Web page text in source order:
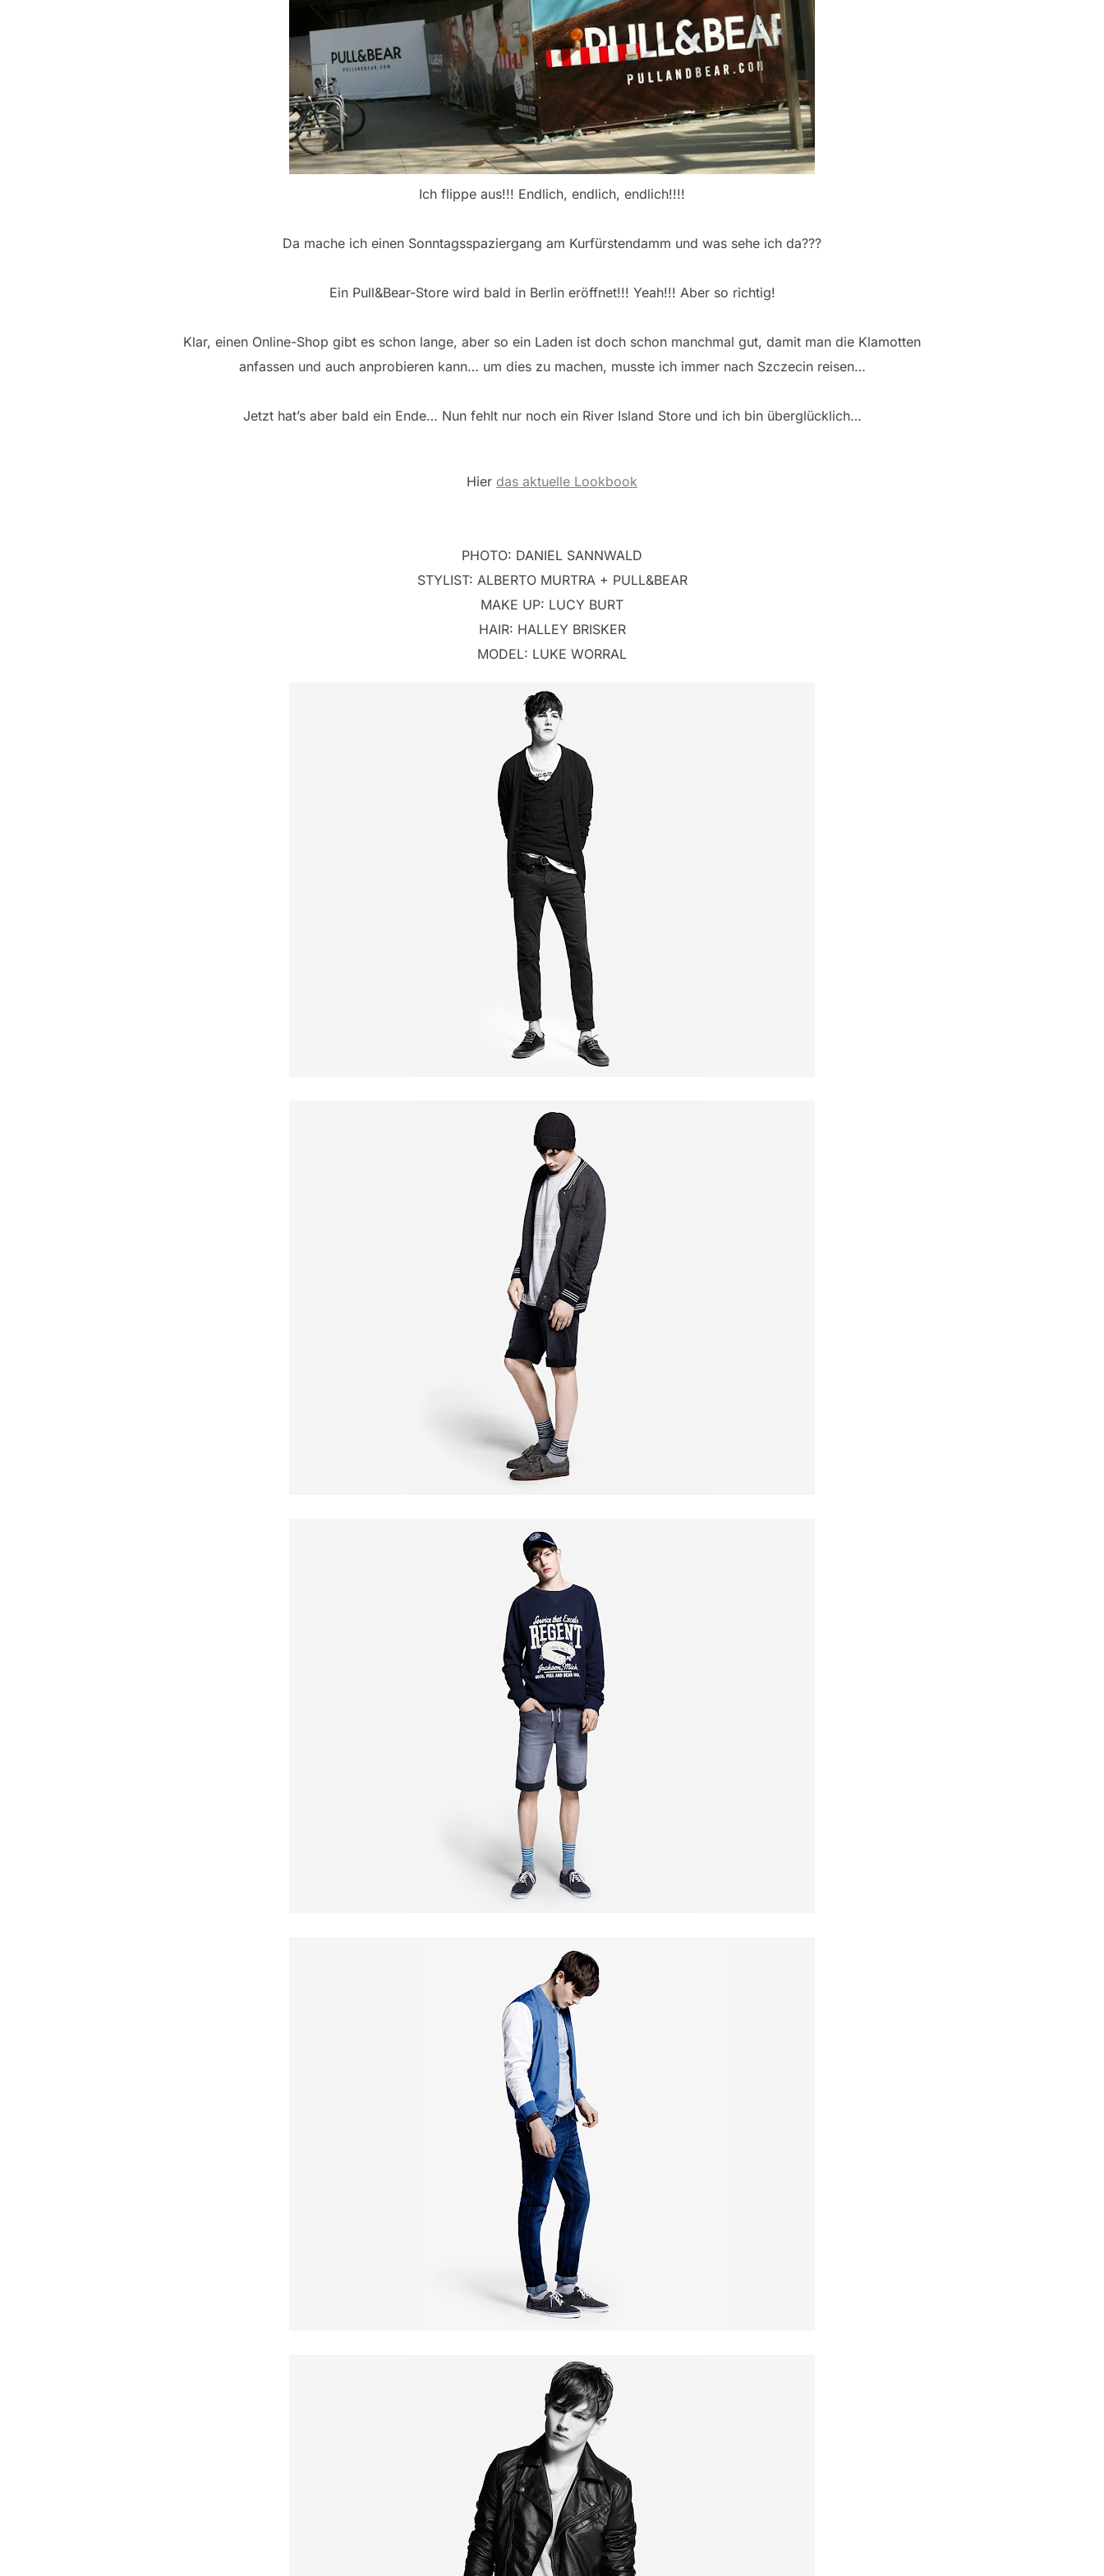
Ich flippe aus!!! Endlich, endlich, endlich!!!!
Da mache ich einen Sonntagsspaziergang am Kurfürstendamm und was sehe ich da???
Ein Pull&Bear-Store wird bald in Berlin eröffnet!!! Yeah!!! Aber so richtig!
Klar, einen Online-Shop gibt es schon lange, aber so ein Laden ist doch schon manchmal gut, damit man die Klamotten
anfassen und auch anprobieren kann… um dies zu machen, musste ich immer nach Szczecin reisen…
Jetzt hat’s aber bald ein Ende… Nun fehlt nur noch ein River Island Store und ich bin überglücklich…
Hier das aktuelle Lookbook
PHOTO: DANIEL SANNWALD
STYLIST: ALBERTO MURTRA + PULL&BEAR
MAKE UP: LUCY BURT
HAIR: HALLEY BRISKER
MODEL: LUKE WORRAL